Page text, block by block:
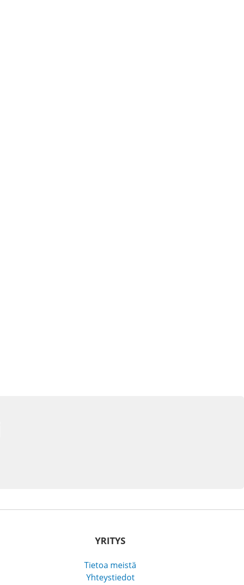
YRITYS
Tietoa meistä
Yhteystiedot